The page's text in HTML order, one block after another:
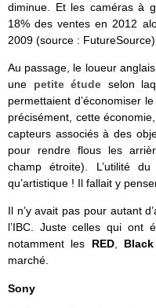
diminue. Et les caméras à
18% des ventes en 2012
2009 (source :
Au passage, le loueur
une petite étude selon
permettaient d’économiser
précisément, cette
capteurs associés à des
pour rendre flous les
champ étroite). L’utilité
qu’artistique ! Il fallait y
Il n’y avait pas pour autant
l’IBC. Juste celles qui ont
notamment les RED,
marché.
Sony